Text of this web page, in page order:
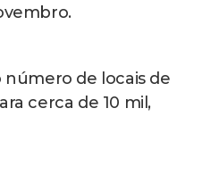
de locais de
cerca de 10 mil,